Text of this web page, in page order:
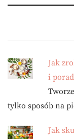
Jak
i
tylko sposób na
Jak